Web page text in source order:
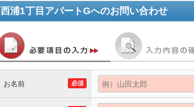
西浦1丁目アパートGへのお問い合わせ
必須
お名前